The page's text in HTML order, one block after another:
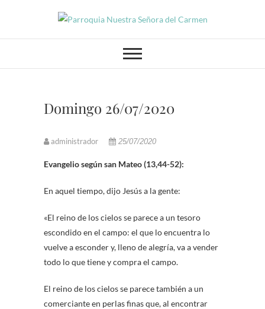
Parroquia Nuestra
Señora del
Carmen
Domingo 26/07/2020
administrador 25/07/2020
Evangelio según san Mateo (13,44-52):
En aquel tiempo, dijo Jesús a la gente:
«El reino de los cielos se parece a un tesoro
escondido en el campo: el que lo encuentra lo
vuelve a esconder y, lleno de alegría, va a vender
todo lo que tiene y compra el campo.
El reino de los cielos se parece también a un
comerciante en perlas finas que, al encontrar